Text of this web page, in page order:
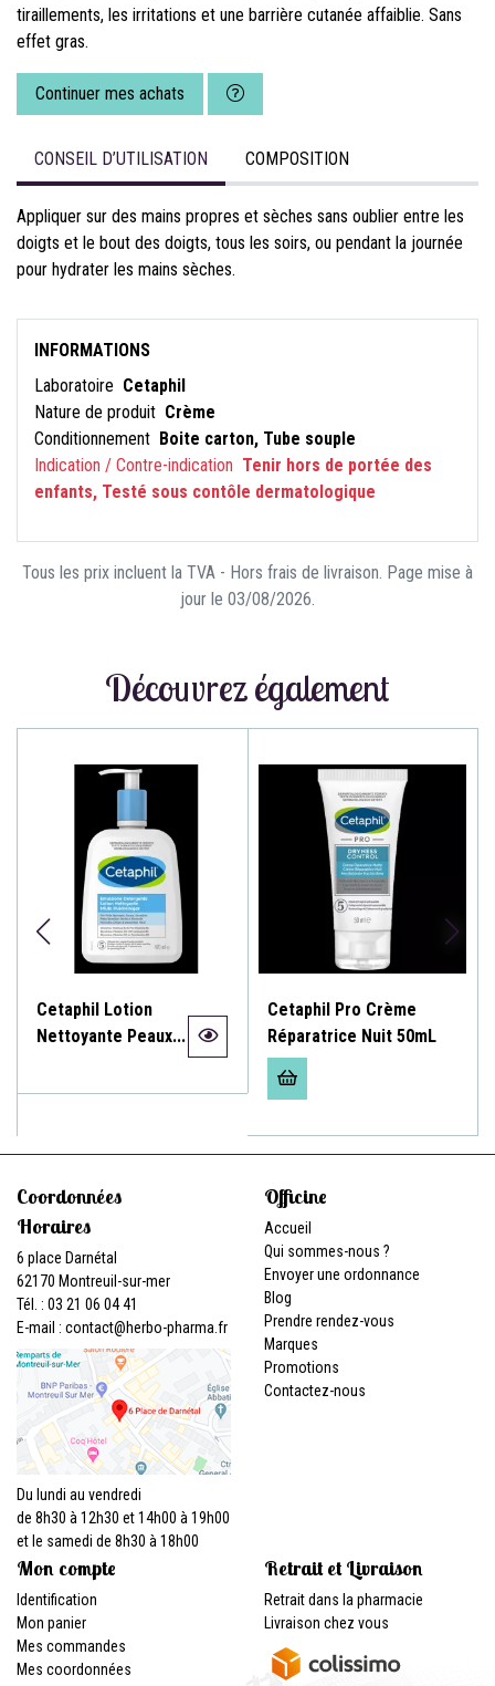
tiraillements, les irritations et une barrière cutanée affaiblie. Sans
effet gras.
Continuer mes achats
CONSEIL D’UTILISATION COMPOSITION
Appliquer sur des mains propres et sèches sans oublier entre les
doigts et le bout des doigts, tous les soirs, ou pendant la journée
pour hydrater les mains sèches.
INFORMATIONS
Laboratoire Cetaphil
Nature de produit Crème
Conditionnement Boite carton, Tube souple
Indication / Contre-indication Tenir hors de portée des
enfants, Testé sous contôle dermatologique
Tous les prix incluent la TVA - Hors frais de livraison. Page mise à
jour le 03/08/2026.
Découvrez également
Cetaphil Lotion
Nettoyante Peaux...
Cetaphil Pro Crème
Réparatrice Nuit 50mL
Coordonnées
Horaires
6 place Darnétal
62170 Montreuil-sur-mer
Tél. : 03 21 06 04 41
E-mail : contact@herbo-pharma.fr
Du lundi au vendredi
de 8h30 à 12h30 et 14h00 à 19h00
et le samedi de 8h30 à 18h00
Officine
Accueil
Qui sommes-nous ?
Envoyer une ordonnance
Blog
Prendre rendez-vous
Marques
Promotions
Contactez-nous
Mon compte
Identification
Mon panier
Mes commandes
Mes coordonnées
Retrait et Livraison
Retrait dans la pharmacie
Livraison chez vous